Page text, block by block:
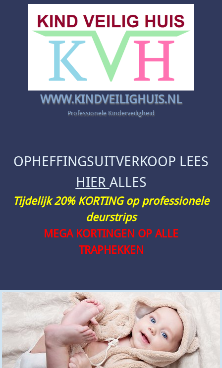
WWW.KINDVEILIGHUIS.NL
Professionele Kinderveiligheid
OPHEFFINGSUITVERKOOP LEES
HIER ALLES
Tijdelijk 20% KORTING op professionele
deurstrips
MEGA KORTINGEN OP ALLE
TRAPHEKKEN